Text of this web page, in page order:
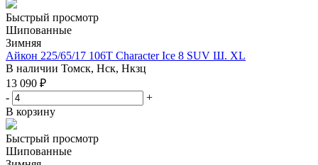
Быстрый просмотр
Шипованные
Зимняя
Айкон 225/65/17 106T Character Ice 8 SUV Ш. XL
В наличии Томск, Нск, Нкзц
13 090 ₽
-
+
В корзину
Быстрый просмотр
Шипованные